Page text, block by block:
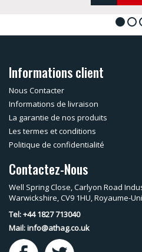
1 2
Informations client
Nous Contacter
Informations de livraison
La garantie de nos produits
Les termes et conditions
Politique de confidentialité
Contactez-Nous
Well Spring Close, Carlyon Road
Warwickshire, CV9 1HU, Royaume-Uni
Tel: +44 1827 713040
Mail:info@athag.co.uk